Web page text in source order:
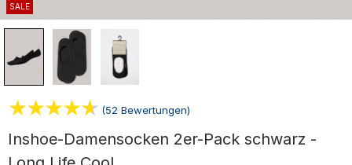
SALE
(52 Bewertungen)
Inshoe-Damensocken 2er-Pack schwarz -